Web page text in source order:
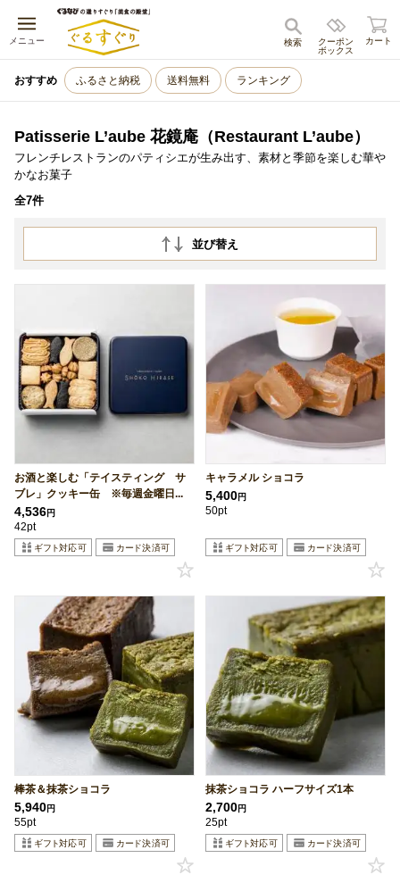
メニュー
キャンセル
クーポン
ボックス
検索 カート
おすすめ ふるさと納税 送料無料 ランキング
Patisserie L’aube 花鏡庵（Restaurant L’aube）
フレンチレストランのパティシエが生み出す、素材と季節を楽しむ華や
かなお菓子
全7件
並び替え
お酒と楽しむ「テイスティング サ
ブレ」クッキー缶 ※毎週金曜日...
4,536円
42pt
キャラメル ショコラ
5,400円
50pt
棒茶＆抹茶ショコラ
5,940円
55pt
抹茶ショコラ ハーフサイズ1本
2,700円
25pt